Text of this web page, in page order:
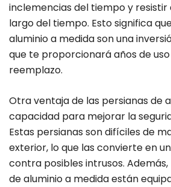
inclemencias del tiempo y resistir
largo del tiempo. Esto significa
aluminio a medida son una
que te proporcionará años de
reemplazo.
Otra ventaja de las persianas de
capacidad para mejorar la
Estas persianas son difíciles de
exterior, lo que las convierte en
contra posibles intrusos.
de aluminio a medida están